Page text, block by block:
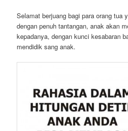
Selamat berjuang bagi para orang tua
dengan penuh tantangan, anak akan
kepadanya, dengan kunci kesabaran
mendidik sang anak.